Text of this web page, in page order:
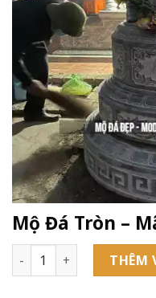
Mộ Đá Tròn –
Mộ Đá Tròn - Mã 02 số
THÊM